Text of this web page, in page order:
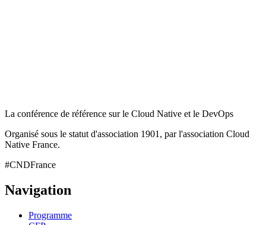
La conférence de référence sur le Cloud Native et le DevOps
Organisé sous le statut d'association 1901, par l'association Cloud
Native France.
#CNDFrance
Navigation
Programme